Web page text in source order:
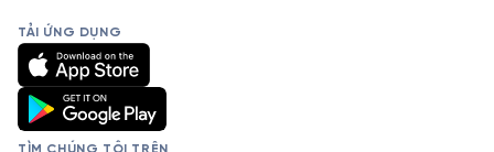
TẢI ỨNG DỤNG